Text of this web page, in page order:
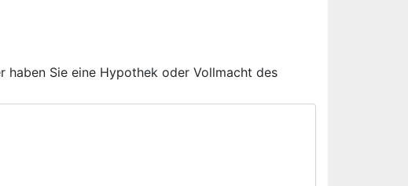
haben Sie eine Hypothek oder Vollmacht des